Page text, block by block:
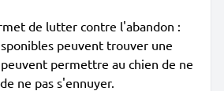
de lutter contre l'abandon :
peuvent trouver une
permettre au chien de ne
ne pas s'ennuyer.